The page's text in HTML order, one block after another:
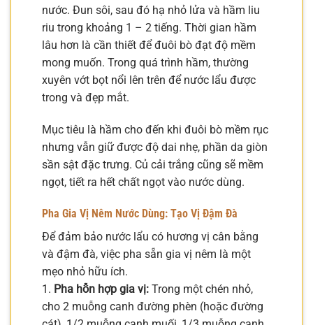
nước. Đun sôi, sau đó hạ nhỏ lửa và hầm liu
riu trong khoảng 1 – 2 tiếng. Thời gian hầm
lâu hơn là cần thiết để đuôi bò đạt độ mềm
mong muốn. Trong quá trình hầm, thường
xuyên vớt bọt nổi lên trên để nước lẩu được
trong và đẹp mắt.
Mục tiêu là hầm cho đến khi đuôi bò mềm rục
nhưng vẫn giữ được độ dai nhẹ, phần da giòn
sần sật đặc trưng. Củ cải trắng cũng sẽ mềm
ngọt, tiết ra hết chất ngọt vào nước dùng.
Pha Gia Vị Nêm Nước Dùng: Tạo Vị Đậm Đà
Để đảm bảo nước lẩu có hương vị cân bằng
và đậm đà, việc pha sẵn gia vị nêm là một
mẹo nhỏ hữu ích.
1. Pha hỗn hợp gia vị: Trong một chén nhỏ,
cho 2 muỗng canh đường phèn (hoặc đường